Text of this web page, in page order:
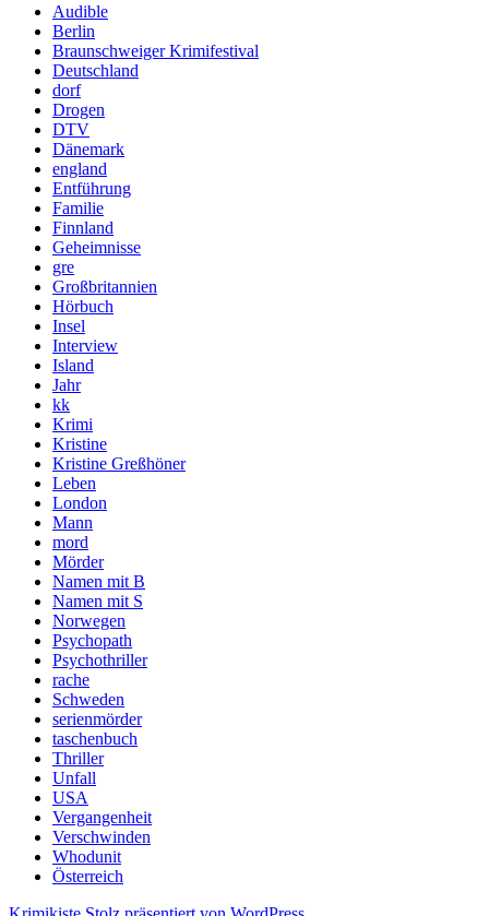
Audible
Berlin
Braunschweiger Krimifestival
Deutschland
dorf
Drogen
DTV
Dänemark
england
Entführung
Familie
Finnland
Geheimnisse
gre
Großbritannien
Hörbuch
Insel
Interview
Island
Jahr
kk
Krimi
Kristine
Kristine Greßhöner
Leben
London
Mann
mord
Mörder
Namen mit B
Namen mit S
Norwegen
Psychopath
Psychothriller
rache
Schweden
serienmörder
taschenbuch
Thriller
Unfall
USA
Vergangenheit
Verschwinden
Whodunit
Österreich